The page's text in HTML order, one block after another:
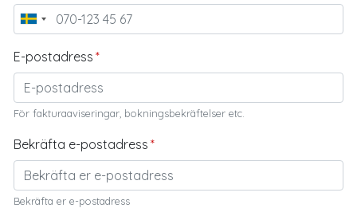
E-postadress
För fakturaaviseringar, bokningsbekräftelser etc.
Bekräfta e-postadress
Bekräfta er e-postadress